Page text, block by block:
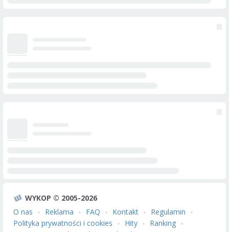
WYKOP © 2005-2026
O nas
Reklama FAQ Kontakt
Regulamin
Polityka prywatności i cookies
Hity
Ranking